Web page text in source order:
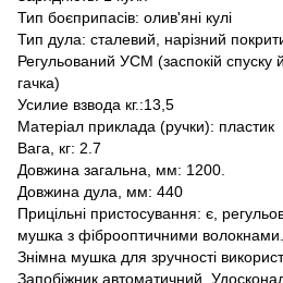
Тип боєприпасів: олив'яні кулі
Тип дула: сталевий, нарізний
Регульований УСМ (заспокій спуску
гачка)
Усилие взвода кг.:13,5
Матеріал приклада (ручки): пластик
Вага, кг: 2.7
Довжина загальна, мм: 1200.
Довжина дула, мм: 440
Прицільні пристосування: є,
мушка з фіброоптичними волокнами.
Знімна мушка для зручності
Запобіжник автоматичний.